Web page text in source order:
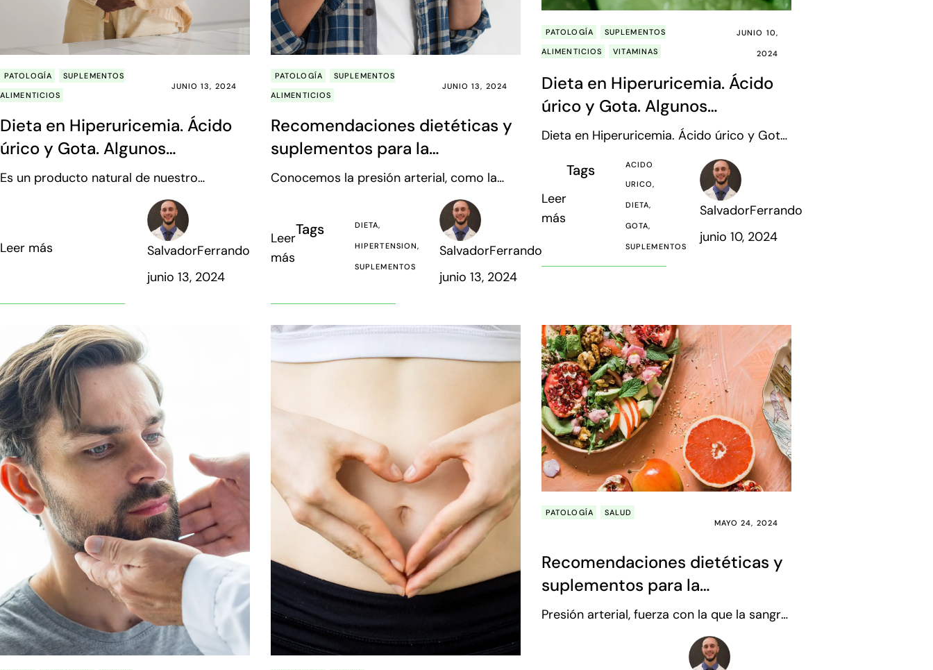
PATOLOGÍA
SUPLEMENTOS
ALIMENTICIOS
JUNIO 13, 2024
Dieta en Hiperuricemia. Ácido
úrico y Gota. Algunos
suplementos interesantes
Es un producto natural de nuestro
organismo. No se come a través de la dieta
Leer más
SalvadorFerrando
junio 13, 2024
PATOLOGÍA
SUPLEMENTOS
ALIMENTICIOS
JUNIO 13, 2024
Recomendaciones dietéticas y
suplementos para la
hipertensión arterial
Conocemos la presión arterial, como la
fuerza con la que la sangre atraviesa las
paredes de los vasos sanguíneos, a medida
que el corazón bombea la sangre. Su
medición se realiza con aparatos
específicos de brazo o muñe
Leer
más
Tags DIETA
HIPERTENSION
SUPLEMENTOS
SalvadorFerrando
junio 13, 2024
PATOLOGÍA
SUPLEMENTOS
ALIMENTICIOS
VITAMINAS
JUNIO 10,
2024
Dieta en Hiperuricemia. Ácido
úrico y Gota. Algunos
suplementos interesantes
Dieta en Hiperuricemia. Ácido úrico y Gota.
úrico es un producto natural de nuestro
organismo. No se come a través de la dieta
de forma directa, sino que es un producto
Leer
más
Tags
ACIDO
URICO
DIETA
GOTA
SUPLEMENTOS
SalvadorFerrando
junio 10, 2024
PATOLOGÍA
SALUD
MAYO 24, 2024
Recomendaciones dietéticas y
suplementos para la
hipertensión arterial
Presión arterial, fuerza con la que la sangre
atraviesa las paredes de los vasos